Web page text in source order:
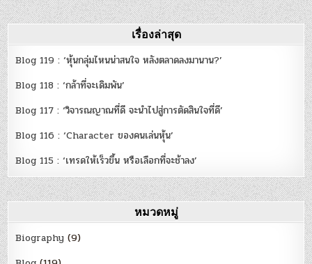
เรื่องล่าสุด
Blog 119 : ‘หุ้นกลุ่มไหนน่าสนใจ หลังตลาดลงมานาน?’
Blog 118 : ‘กล้าที่จะเดิมพัน’
Blog 117 : ‘วิจารณญาณที่ดี จะนำไปสู่การตัดสินใจที่ดี’
Blog 116 : ‘Character ของคนเล่นหุ้น’
Blog 115 : ‘เทรดให้เร็วขึ้น หรือเลือกที่จะช้าลง’
หมวดหมู่
Biography (9)